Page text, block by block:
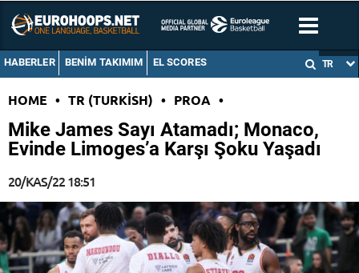
HABERLER BENIM TAKIMIM EL SCORES TR
HOME • TR (TURKISH) • PROA •
Mike James Sayı Atamadı; Monaco,
Evinde Limoges’a Karşı Şoku Yaşadı
20/KAS/22 18:51